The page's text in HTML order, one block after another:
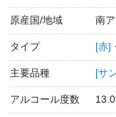
原産国/地域 南
タイプ [赤]
主要品種 [サ
アルコール度数